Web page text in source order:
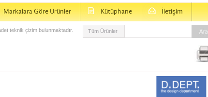
Markalara Göre Ürünler Kütüphane
D İletişim
E
teknik çizim bulunmaktadır. Tüm Ürünler